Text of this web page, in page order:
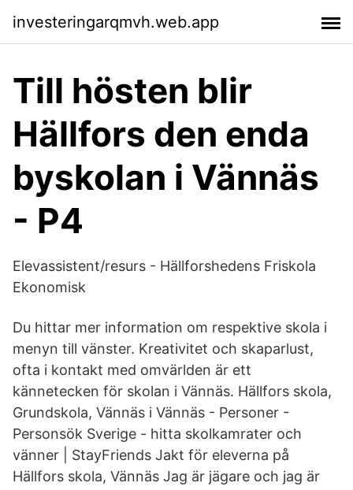
investeringarqmvh.web.app
Till hösten blir
Hällfors den enda
byskolan i Vännäs
- P4
Elevassistent/resurs - Hällforshedens Friskola
Ekonomisk
Du hittar mer information om respektive skola i
menyn till vänster. Kreativitet och skaparlust,
ofta i kontakt med omvärlden är ett
kännetecken för skolan i Vännäs. Hällfors skola,
Grundskola, Vännäs i Vännäs - Personer -
Personsök Sverige - hitta skolkamrater och
vänner | StayFriends Jakt för eleverna på
Hällfors skola, Vännäs Jag är jägare och jag är